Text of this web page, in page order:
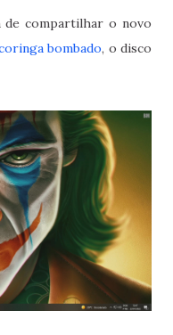
de compartilhar o novo
bombado, o disco